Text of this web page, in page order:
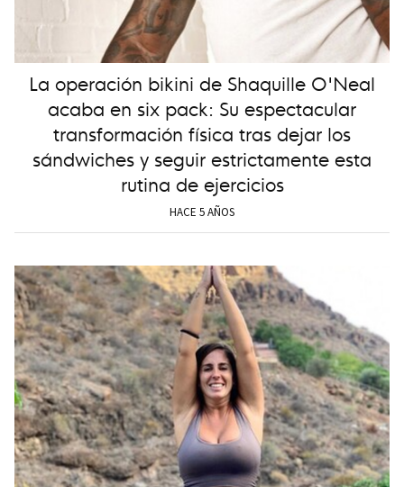
La operación bikini de Shaquille O'Neal
acaba en six pack: Su espectacular
transformación física tras dejar los
sándwiches y seguir estrictamente esta
rutina de ejercicios
HACE 5 AÑOS